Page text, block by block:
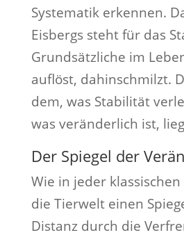
Systematik erkennen.
Eisbergs steht für das
Grundsätzliche im
auflöst, dahinschmilzt.
dem, was Stabilität
was veränderlich ist,
Der Spiegel der
Wie in jeder
die Tierwelt einen
Distanz durch die